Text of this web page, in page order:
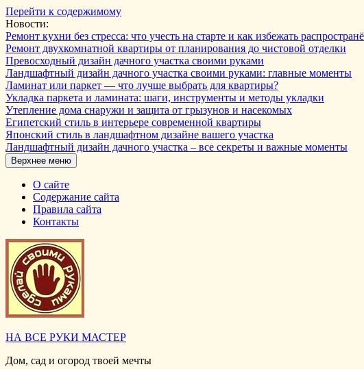
Перейти к содержимому
Новости:
Ремонт кухни без стресса: что учесть на старте и как избежать
Ремонт двухкомнатной квартиры от планирования до чистовой отделки
Превосходный дизайн дачного участка своими руками
Ландшафтный дизайн дачного участка своими руками: главные моменты
Ламинат или паркет — что лучше выбрать для квартиры?
Укладка паркета и ламината: шаги, инструменты и методы укладки
Утепление дома снаружи и защита от грызунов и насекомых
Египетский стиль в интерьере современной квартиры
Японский стиль в ландшафтном дизайне вашего участка
Ландшафтный дизайн дачного участка – все секреты и важные моменты
Верхнее меню
О сайте
Содержание сайта
Правила сайта
Контакты
НА ВСЕ РУКИ МАСТЕР
Дом, сад и огород твоей мечты